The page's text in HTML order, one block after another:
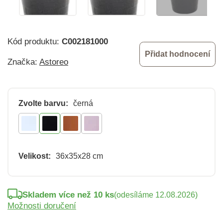
Kód produktu: C002181000
Značka: Astoreo
Přidat hodnocení
Zvolte barvu: černá
Velikost: 36x35x28 cm
Skladem více než 10 ks(odesíláme 12.08.2026)
Možnosti doručení